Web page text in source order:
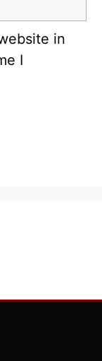
in
I